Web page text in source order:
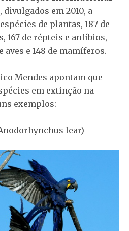
, divulgados em 2010, a
de plantas, 187 de
167 de répteis e anfíbios,
aves e 148 de mamíferos.
Mendes apontam que
em extinção na
exemplos:
lear)